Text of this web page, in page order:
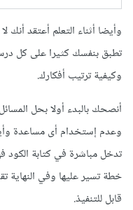
وأيضا أثناء التعلم أعتقد
تطبق بنفسك كثيرا على كل
وكيفية ترتيب أفكارك.
أنصحك بالبدء أولا بحل
وعدم إستخدام أى مساعدة
تدخل مباشرة في كتابة
خطة تسير عليها وفي النهاية
قابل للتنفيذ.